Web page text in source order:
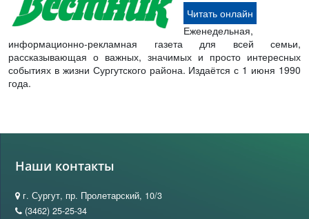
Читать онлайн
Еженедельная,
информационно-рекламная газета для всей семьи,
рассказывающая о важных, значимых и просто интересных
событиях в жизни Сургутского района. Издаётся с 1 июня 1990
года.
Наши контакты
г. Сургут, пр. Пролетарский, 10/3
(3462) 25-25-34